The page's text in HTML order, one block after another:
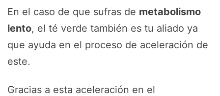
En el caso de que sufras de metabolismo
lento, el té verde también es tu aliado ya
que ayuda en el proceso de aceleración de
este.
Gracias a esta aceleración en el